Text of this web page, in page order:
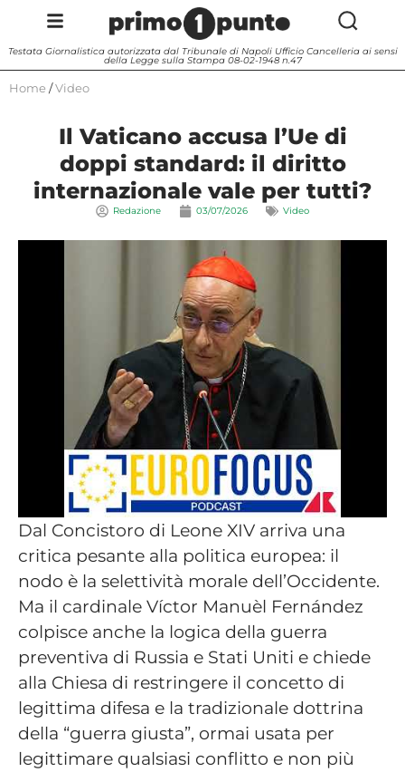
Testata Giornalistica autorizzata dal Tribunale di Napoli Ufficio Cancelleria ai sensi
della Legge sulla Stampa 08-02-1948 n.47
Home /Video
Il Vaticano accusa l’Ue di
doppi standard: il diritto
internazionale vale per tutti?
Redazione 03/07/2026 Video
Dal Concistoro di Leone XIV arriva una
critica pesante alla politica europea: il
nodo è la selettività morale dell’Occidente.
Ma il cardinale Víctor Manuèl Fernández
colpisce anche la logica della guerra
preventiva di Russia e Stati Uniti e chiede
alla Chiesa di restringere il concetto di
legittima difesa e la tradizionale dottrina
della “guerra giusta”, ormai usata per
legittimare qualsiasi conflitto e non più